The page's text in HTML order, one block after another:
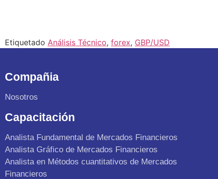
Etiquetado Análisis Técnico, forex, GBP/USD
Compañia
Nosotros
Capacitación
Analista Fundamental de Mercados Financieros
Analista Gráfico de Mercados Financieros
Analista en Métodos cuantitativos de Mercados
Financieros